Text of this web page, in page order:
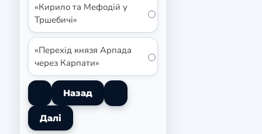
«Кирило та Мефодій у
Тршебичі»
«Перехід князя Арпада
через Карпати»